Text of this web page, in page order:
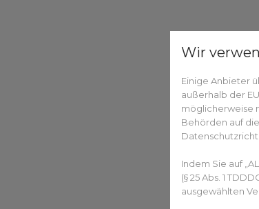
Wir
Einige Anbieter
außerhalb der
möglicherweise
Behörden auf
Indem Sie auf
(§ 25 Abs. 1
ausgewählten